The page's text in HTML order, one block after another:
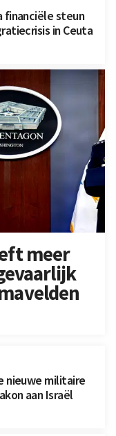
financiële steun
in Ceuta
meer
nieuwe militaire
aan Israël